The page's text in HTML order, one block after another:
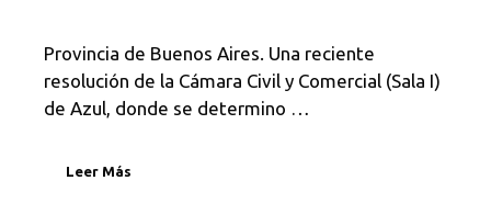
Provincia de Buenos Aires. Una reciente
resolución de la Cámara Civil y Comercial (Sala I)
de Azul, donde se determino …
Leer Más